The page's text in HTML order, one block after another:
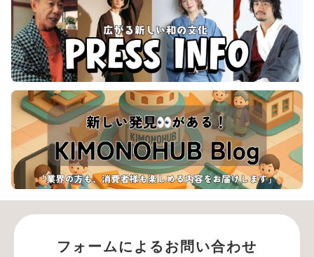
フォームによるお問い合わせ